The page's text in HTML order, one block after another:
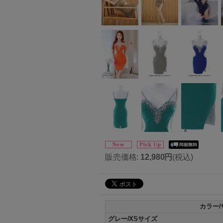
販売価格: 12,980円 (税込)
カラー/
グレー/XSサイズ